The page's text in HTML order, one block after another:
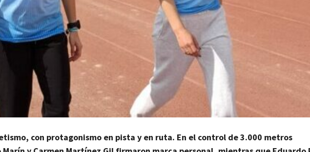
con protagonismo en pista y en ruta. En el control de 3.000 metros